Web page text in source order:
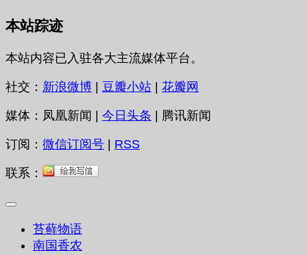
本站踪迹
本站内容已入驻各大主流媒体平台。
社交： 新浪微博 豆瓣小站 花瓣网
媒体：凤凰新闻 | 今日头条 | 腾讯新闻
订阅： 微信订阅号 RSS
联系：
苔藓物语
南国香农